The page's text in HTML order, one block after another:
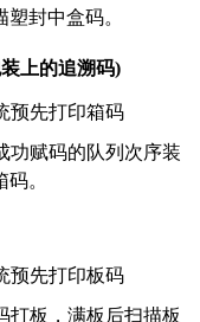
封中盒码。
上的追溯码)
预先打印箱码
功赋码的队列次序装
。
预先打印板码
打板，满板后扫描板